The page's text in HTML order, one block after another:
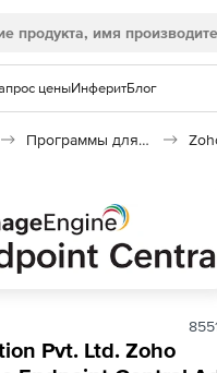
ценыИнферитБлог
Программы для защиты информации
Pvt. Ltd. Zoho